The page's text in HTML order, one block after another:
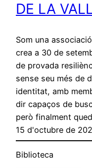
DE LA
Som una
crea a 30 de
de provada
sense seu més de
identitat, amb
dir capaços de
però finalment
15 d'octubre de
Biblioteca